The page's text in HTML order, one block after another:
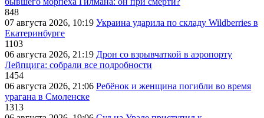
848
07 августа 2026, 10:19 Украина ударила по складу Wildberries в
Екатеринбурге
1103
06 августа 2026, 21:19 Дрон со взрывчаткой в аэропорту
Лейпцига: собрали все подробности
1454
06 августа 2026, 21:06 Ребёнок и женщина погибли во время
урагана в Смоленске
1313